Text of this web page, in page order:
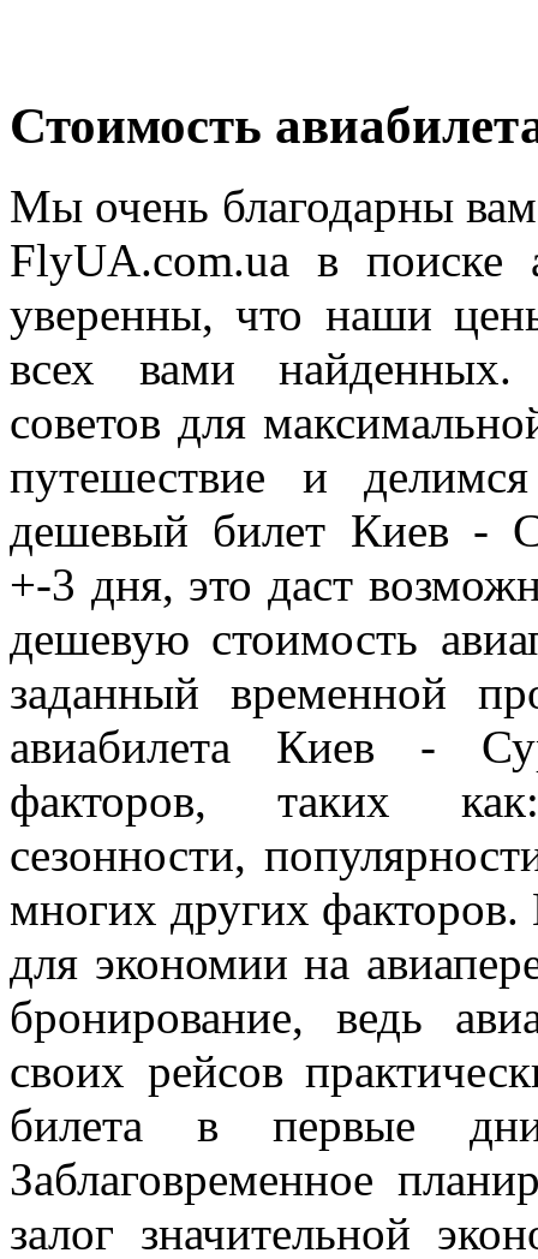
Стоимость
Мы очень благодарны вам
FlyUA.com.ua в поиске
уверенны, что наши
всех вами
советов для
путешествие и
дешевый билет Киев -
+-3 дня, это даст
дешевую стоимость
заданный временной
авиабилета Киев -
факторов, таких
сезонности,
многих других
для экономии на
бронирование, ведь
своих рейсов
билета в первые
Заблаговременное
залог значительной